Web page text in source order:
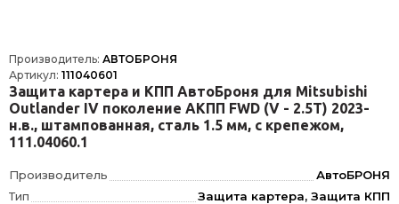
Производитель: АВТОБРОНЯ
Артикул: 111040601
Защита картера и КПП АвтоБроня для Mitsubishi
Outlander IV поколение АКПП FWD (V - 2.5T) 2023-
н.в., штампованная, сталь 1.5 мм, с крепежом,
111.04060.1
Производитель
АвтоБРОНЯ
Тип
Защита картера, Защита КПП